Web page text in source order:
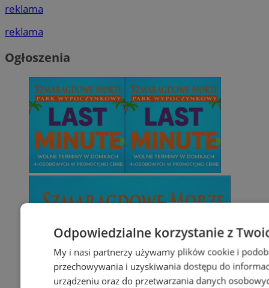
reklama
reklama
Ogłoszenia
Odpowiedzialne korzystanie z
My i nasi partnerzy używamy plików cookie i
przechowywania i uzyskiwania dostępu do
urządzeniu oraz do przetwarzania danych